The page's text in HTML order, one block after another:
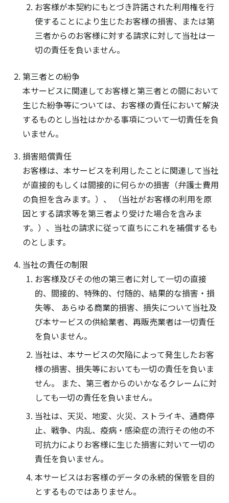
お客様が本契約にもとづき許諾された利用権を行
使することにより生じたお客様の損害、または第
三者からのお客様に対する請求に対して当社は一
切の責任を負いません。
第三者との紛争
本サービスに関連してお客様と第三者との間において
生じた紛争等については、お客様の責任において解決
するものとし当社はかかる事項について一切責任を負
いません。
損害賠償責任
お客様は、本サービスを利用したことに関連して当社
が直接的もしくは間接的に何らかの損害（弁護士費用
の負担を含みます。）、 （当社がお客様の利用を原
因とする請求等を第三者より受けた場合を含みま
す。）、当社の請求に従って直ちにこれを補償するも
のとします。
当社の責任の制限
お客様及びその他の第三者に対して一切の直接
的、間接的、特殊的、付随的、結果的な損害・損
失等、 あらゆる商業的損害、損失について当社及
び本サービスの供給業者、再販売業者は一切責任
を負いません。
当社は、本サービスの欠陥によって発生したお客
様の損害、損失等においても一切の責任を負いま
せん。 また、第三者からのいかなるクレームに対
しても一切の責任を負いません。
当社は、天災、地変、火災、ストライキ、通商停
止、戦争、内乱、疫病・感染症の流行その他の不
可抗力によりお客様に生じた損害に対いて一切の
責任を負いません。
本サービスはお客様のデータの永続的保管を目的
とするものではありません。